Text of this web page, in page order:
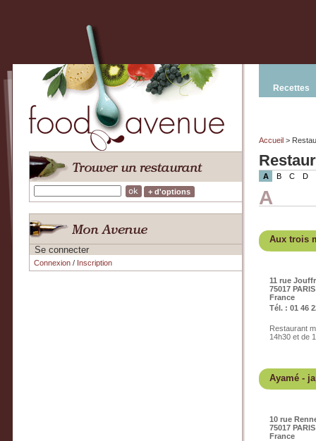
+ d'options
Se connecter
Connexion/ Inscription
Recettes
Accueil >
A B C D
A
Aux trois
11 rue
75017 PARIS
France
Tél. : 01 46
Restaurant
14h30 et de
Ayamé -
10 rue
75017 PARIS
France